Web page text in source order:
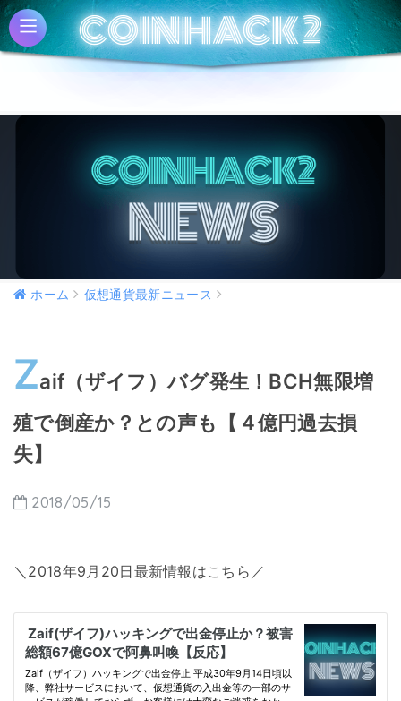
COINHACK 2
COINHACK 2
ホーム 仮想通貨最新ニュース
Zaif（ザイフ）バグ発生！BCH無限増
殖で倒産か？との声も【４億円過去損
失】
2018/05/15
＼2018年9月20日最新情報はこちら／